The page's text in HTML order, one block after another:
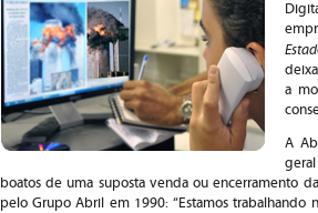
a
A
boatos de uma suposta venda ou encerramento
pelo Grupo Abril em 1990: “Estamos